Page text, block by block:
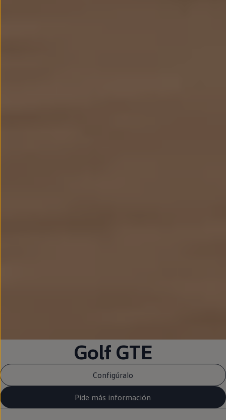
Golf GTE
Configúralo
Pide más información